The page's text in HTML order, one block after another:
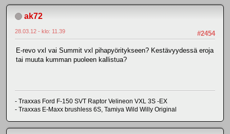
ak72
#2454
28.03.12 - klo: 11.39
E-revo vxl vai Summit vxl pihapyöritykseen? Kestävyydessä eroja
tai muuta kumman puoleen kallistua?
- Traxxas Ford F-150 SVT Raptor Velineon VXL 3S -EX
- Traxxas E-Maxx brushless 6S, Tamiya Wild Willy Original